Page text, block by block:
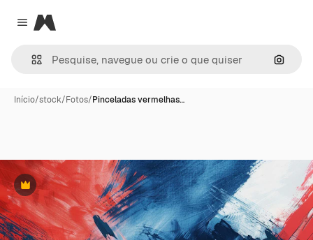
Close menu
Magnific
Início/stock/Fotos/Pinceladas vermelhas…
Premium